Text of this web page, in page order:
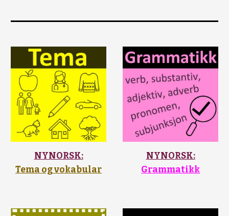
NYNORSK:
Tema og vokabular
NYNORSK:
Grammatikk